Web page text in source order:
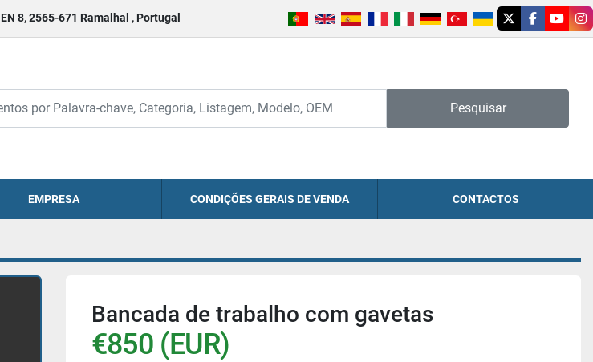
EN 8, 2565-671 Ramalhal , Portugal
twitterfacebook
Pesquisar
EMPRESA CONDIÇÕES GERAIS DE VENDA CONTACTOS
Bancada de trabalho com gavetas
€850 (EUR)